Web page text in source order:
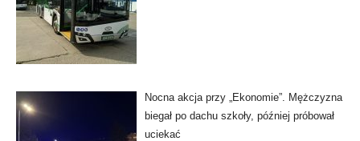
Nocna akcja przy „Ekonomie”. Mężczyzna
biegał po dachu szkoły, później próbował
uciekać